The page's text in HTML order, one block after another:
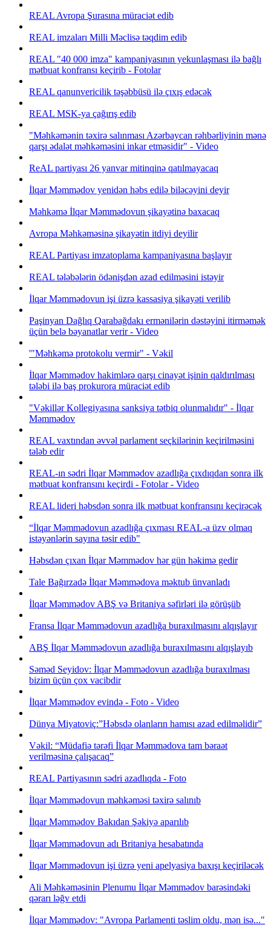
REAL Avropa Şurasına müraciət edib
REAL imzaları Milli Məclisə təqdim edib
REAL "40 000 imza" kampaniyasının yekunlaşması ilə bağlı
mətbuat konfransı keçirib - Fotolar
REAL qanunvericilik təşəbbüsü ilə çıxış edəcək
REAL MSK-ya çağırış edib
"Məhkəmənin təxirə salınması Azərbaycan rəhbərliyinin mənə
qarşı ədalət məhkəməsini inkar etməsidir" - Video
ReAL partiyası 26 yanvar mitinqinə qatılmayacaq
İlqar Məmmədov yenidən həbs edilə biləcəyini deyir
Məhkəmə İlqar Məmmədovun şikayətinə baxacaq
Avropa Məhkəməsinə şikayətin itdiyi deyilir
REAL Partiyası imzatoplama kampaniyasına başlayır
REAL tələbələrin ödənişdən azad edilməsini istəyir
İlqar Məmmədovun işi üzrə kassasiya şikayəti verilib
Paşinyan Dağlıq Qarabağdakı ermənilərin dəstəyini itirməmək
üçün belə bəyanatlar verir - Video
'"Məhkəmə protokolu vermir" - Vəkil
İlqar Məmmədov hakimlərə qarşı cinayət işinin qaldırılması
tələbi ilə baş prokurora müraciət edib
"Vəkillər Kollegiyasına sanksiya tətbiq olunmalıdır" - İlqar
Məmmədov
REAL vaxtından əvvəl parlament seçkilərinin keçirilməsini
tələb edir
REAL-ın sədri İlqar Məmmədov azadlığa çıxdıqdan sonra ilk
mətbuat konfransını keçirdi - Fotolar - Video
REAL lideri həbsdən sonra ilk mətbuat konfransını keçirəcək
“İlqar Məmmədovun azadlığa çıxması REAL-a üzv olmaq
istəyənlərin sayına təsir edib"
Həbsdən çıxan İlqar Məmmədov hər gün həkimə gedir
Tale Bağırzadə İlqar Məmmədova məktub ünvanladı
İlqar Məmmədov ABŞ və Britaniya səfirləri ilə görüşüb
Fransa İlqar Məmmədovun azadlığa buraxılmasını alqışlayır
ABŞ İlqar Məmmədovun azadlığa buraxılmasını alqışlayıb
Səməd Seyidov: İlqar Məmmədovun azadlığa buraxılması
bizim üçün çox vacibdir
İlqar Məmmədov evində - Foto - Video
Dünya Miyatoviç:”Həbsdə olanların hamısı azad edilməlidir”
Vəkil: “Müdafiə tərəfi İlqar Məmmədova tam bəraət
verilməsinə çalışacaq”
REAL Partiyasının sədri azadlıqda - Foto
İlqar Məmmədovun məhkəməsi təxirə salınıb
İlqar Məmmədov Bakıdan Şəkiyə aparılıb
İlqar Məmmədovun adı Britaniya hesabatında
İlqar Məmmədovun işi üzrə yeni apelyasiya baxışı keçiriləcək
Ali Məhkəməsinin Plenumu İlqar Məmmədov barəsindəki
qərarı ləğv etdi
İlqar Məmmədov: "Avropa Parlamenti təslim oldu, mən isə..."